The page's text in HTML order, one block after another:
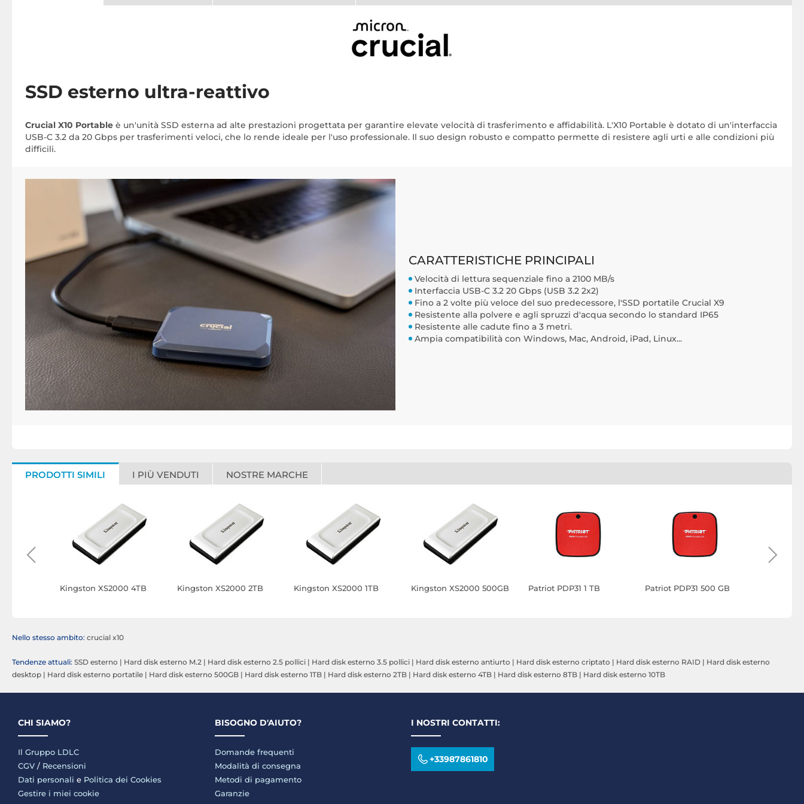
SSD esterno ultra-reattivo
Crucial X10 Portable è un'unità SSD esterna ad alte prestazioni progettata per garantire elevate velocità di trasferimento e affidabilità. L'X10 Portable è dotato di un'interfaccia
USB-C 3.2 da 20 Gbps per trasferimenti veloci, che lo rende ideale per l'uso professionale. Il suo design robusto e compatto permette di resistere agli urti e alle condizioni più
difficili.
CARATTERISTICHE PRINCIPALI
Velocità di lettura sequenziale fino a 2100 MB/s
Interfaccia USB-C 3.2 20 Gbps (USB 3.2 2x2)
Fino a 2 volte più veloce del suo predecessore, l'SSD portatile Crucial X9
Resistente alla polvere e agli spruzzi d'acqua secondo lo standard IP65
Resistente alle cadute fino a 3 metri.
Ampia compatibilità con Windows, Mac, Android, iPad, Linux...
PRODOTTI SIMILI I PIÙ VENDUTI NOSTRE MARCHE
Kingston XS2000 4TB Kingston XS2000 2TB Kingston XS2000 1TB Kingston XS2000 500GB Patriot PDP31 1 TB Patriot PDP31 500 GB
Nello stesso ambito: crucial x10
Tendenze attuali: SSD esterno | Hard disk esterno M.2 | Hard disk esterno 2.5 pollici | Hard disk esterno 3.5 pollici | Hard disk esterno antiurto | Hard disk esterno criptato | Hard disk esterno RAID | Hard disk esterno
desktop | Hard disk esterno portatile | Hard disk esterno 500GB | Hard disk esterno 1TB | Hard disk esterno 2TB | Hard disk esterno 4TB | Hard disk esterno 8TB | Hard disk esterno 10TB
CHI SIAMO?
Il Gruppo LDLC
CGV / Recensioni
Dati personali e Politica dei Cookies
Gestire i miei cookie
BISOGNO D'AIUTO?
Domande frequenti
Modalità di consegna
Metodi di pagamento
Garanzie
I NOSTRI CONTATTI:
+33987861810